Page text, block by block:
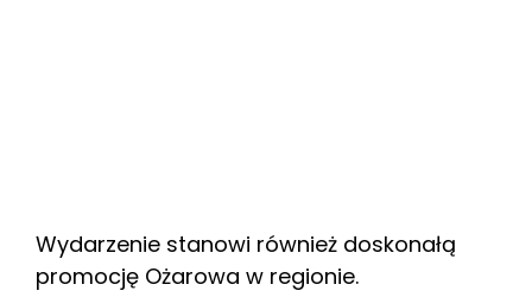
Wydarzenie stanowi również doskonałą
promocję Ożarowa w regionie.